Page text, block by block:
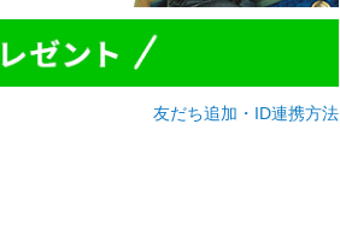
友だち追加・ID連携方法